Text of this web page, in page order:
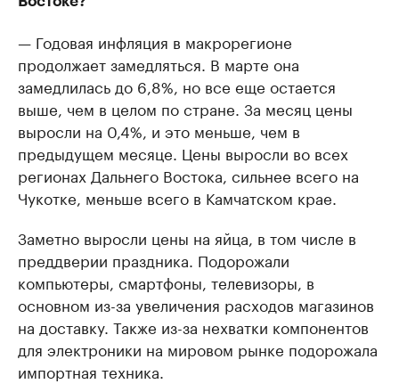
— Годовая инфляция в макрорегионе
продолжает замедляться. В марте она
замедлилась до 6,8%, но все еще остается
выше, чем в целом по стране. За месяц цены
выросли на 0,4%, и это меньше, чем в
предыдущем месяце. Цены выросли во всех
регионах Дальнего Востока, сильнее всего на
Чукотке, меньше всего в Камчатском крае.
Заметно выросли цены на яйца, в том числе в
преддверии праздника. Подорожали
компьютеры, смартфоны, телевизоры, в
основном из-за увеличения расходов магазинов
на доставку. Также из-за нехватки компонентов
для электроники на мировом рынке подорожала
импортная техника.